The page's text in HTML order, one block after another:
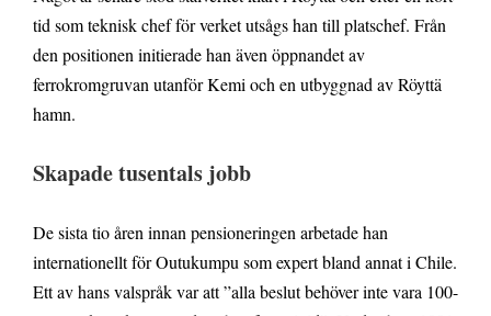
tid som teknisk chef för verket utsågs han till platschef. Från
den positionen initierade han även öppnandet av
ferrokromgruvan utanför Kemi och en utbyggnad av Röyttä
hamn.
Skapade tusentals jobb
De sista tio åren innan pensioneringen arbetade han
internationellt för Outukumpu som expert bland annat i Chile.
Ett av hans valspråk var att ”alla beslut behöver inte vara 100-